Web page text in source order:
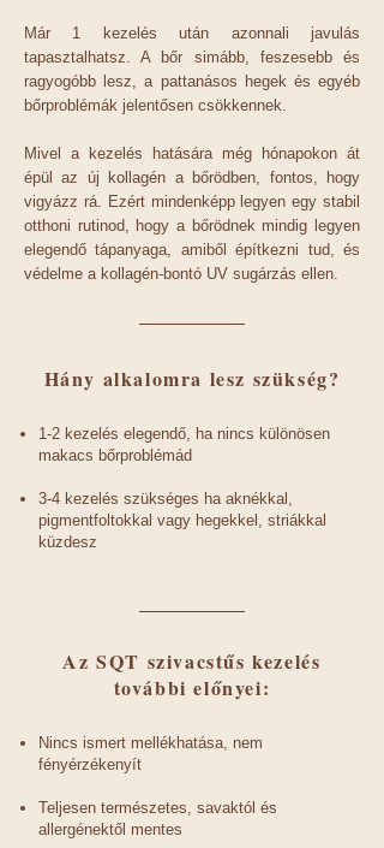
Már 1 kezelés után azonnali javulás
tapasztalhatsz. A bőr simább, feszesebb és
ragyogóbb lesz, a pattanásos hegek és egyéb
bőrproblémák jelentősen csökkennek.
Mivel a kezelés hatására még hónapokon át
épül az új kollagén a bőrödben, fontos, hogy
vigyázz rá. Ezért mindenképp legyen egy stabil
otthoni rutinod, hogy a bőrödnek mindig legyen
elegendő tápanyaga, amiből építkezni tud, és
védelme a kollagén-bontó UV sugárzás ellen.
Hány alkalomra lesz szükség?
1-2 kezelés elegendő, ha nincs különösen
makacs bőrproblémád
3​-4 kezelés szükséges ha aknékkal,
pigmentfoltokkal vagy hegekkel, striákkal
küzdesz
Az SQT szivacstűs kezelés
további előnyei:
Nincs ismert mellékhatása, nem
fényérzékenyít
Teljesen természetes, savaktól és
allergénektől mentes